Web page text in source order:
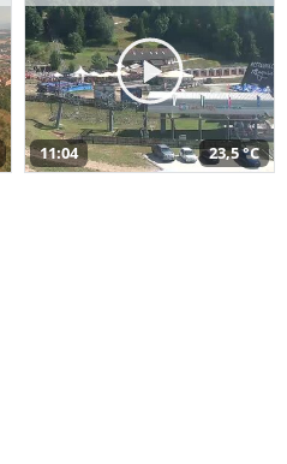
11:04 23,5 °C